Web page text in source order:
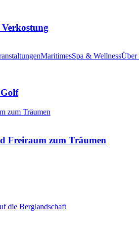
MaritimesSpa & WellnessÜber
Freiraum zum Träumen